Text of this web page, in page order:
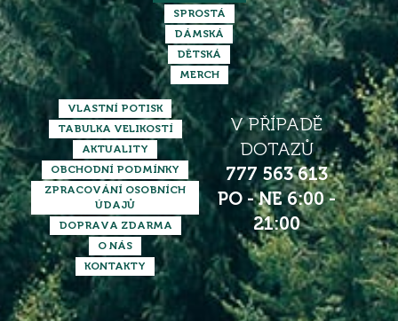
SPROSTÁ
DÁMSKÁ
DĚTSKÁ
MERCH
VLASTNÍ POTISK
TABULKA VELIKOSTÍ
AKTUALITY
OBCHODNÍ PODMÍNKY
ZPRACOVÁNÍ OSOBNÍCH
ÚDAJŮ
DOPRAVA ZDARMA
O NÁS
KONTAKTY
V PŘÍPADĚ
DOTAZŮ
777 563 613
PO - NE 6:00 -
21:00